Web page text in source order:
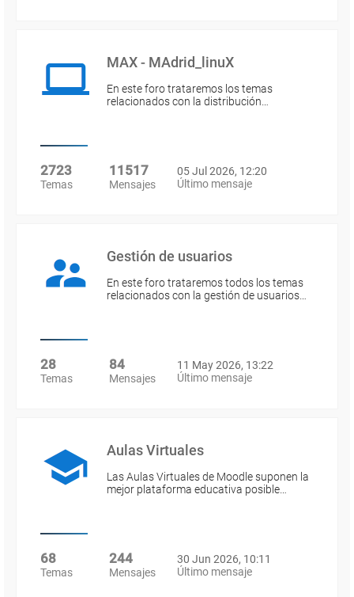
MAX - MAdrid_linuX
En este foro trataremos los temas
relacionados con la distribución…
2723
Temas
11517
Mensajes
05 Jul 2026, 12:20
Último mensaje
Gestión de usuarios
En este foro trataremos todos los temas
relacionados con la gestión de usuarios…
28
Temas
84
Mensajes
11 May 2026, 13:22
Último mensaje
Aulas Virtuales
Las Aulas Virtuales de Moodle suponen la
mejor plataforma educativa posible…
68
Temas
244
Mensajes
30 Jun 2026, 10:11
Último mensaje